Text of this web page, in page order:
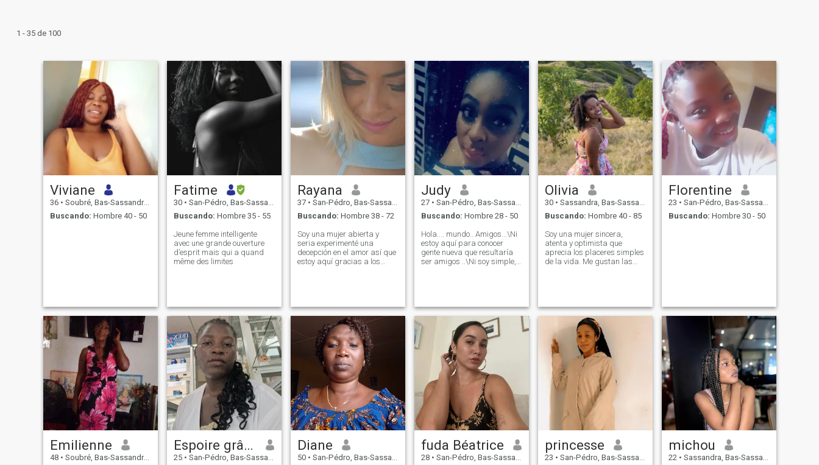
1 - 35 de 100
Viviane
36 • Soubré, Bas-Sassandra, Costa de Marfil
Buscando: Hombre 40 - 50
Fatime
30 • San-Pédro, Bas-Sassandra, Costa de Marfil
Buscando: Hombre 35 - 55
Jeune femme intelligente
avec une grande ouverture
d’esprit mais qui a quand
même des limites
Rayana
37 • San-Pédro, Bas-Sassandra, Costa de Marfil
Buscando: Hombre 38 - 72
Soy una mujer abierta y
seria experimenté una
decepción en el amor así que
estoy aquí gracias a los
deseo de estar juntos, así
que estoy allí para probar
besos de suerte a ustedes
que me leen ahora!!!!
Judy
27 • San-Pédro, Bas-Sassandra, Costa de Marfil
Buscando: Hombre 28 - 50
Hola.... mundo.. Amigos...\Ni
estoy aquí para conocer
gente nueva que resultaría
ser amigos ..\Ni soy simple,
una manera dulce, sencilla
..\Ni amo a mi familia y a
Dios... Have un buen día...
Manténgase sano y
tranquilo.. 🙏❤️🌹. No hay
extraños aquí; solo amigos
que no has conocido todavía.
Estoy en esta aplicación
porque...... \N Necesito gente
para hablar. Necesito
amigos. Necesito a alguien
que comparta mis
sentimientos.
Olivia
30 • Sassandra, Bas-Sassandra, Costa de Marfil
Buscando: Hombre 40 - 85
Soy una mujer sincera,
atenta y optimista que
aprecia los placeres simples
de la vida. Me gustan las
mantenerse auténticas.
Estoy aquí con la esperanza
de conocer a un hombre serio
con quien compartir una
hermosa historia basada en
la confianza, el respeto y el
afecto.
Florentine
23 • San-Pédro, Bas-Sassandra, Costa de Marfil
Buscando: Hombre 30 - 50
Emilienne
48 • Soubré, Bas-Sassandra, Costa de Marfil
Espoire grâce
25 • San-Pédro, Bas-Sassandra, Costa de Marfil
Diane
50 • San-Pédro, Bas-Sassandra, Costa de Marfil
fuda Béatrice
28 • San-Pédro, Bas-Sassandra, Costa de Marfil
princesse
23 • San-Pédro, Bas-Sassandra, Costa de Marfil
michou
22 • Sassandra, Bas-Sassandra, Costa de Marfil